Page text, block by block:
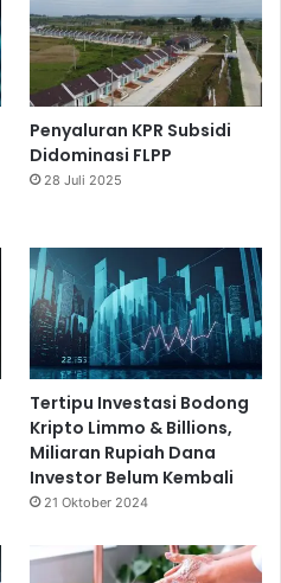
Penyaluran KPR Subsidi
Didominasi FLPP
28 Juli 2025
Tertipu Investasi Bodong
Kripto Limmo & Billions,
Miliaran Rupiah Dana
Investor Belum Kembali
21 Oktober 2024